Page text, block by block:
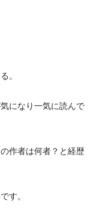
。
になり一気に読んで
作者は何者？と経歴
す。